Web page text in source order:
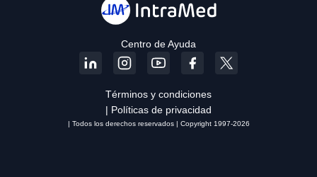
Centro de Ayuda
Términos y condiciones
| Políticas de privacidad
| Todos los derechos reservados | Copyright 1997-2026